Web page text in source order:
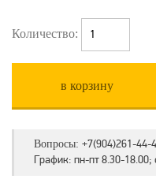
Количество:
в корзину
Вопросы: +7(904)261-44-
График: пн-пт 8.30-18.00;